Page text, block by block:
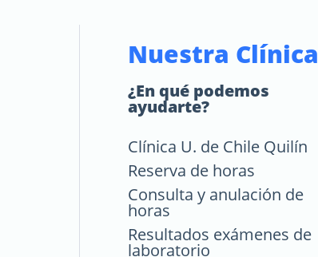
Nuestra Clínica
¿En qué podemos
ayudarte?
Clínica U. de Chile Quilín
Reserva de horas
Consulta y anulación de
horas
Resultados exámenes de
laboratorio